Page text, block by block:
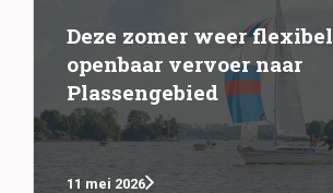
Deze zomer weer flexibel
openbaar vervoer naar
Plassengebied
11 mei 2026